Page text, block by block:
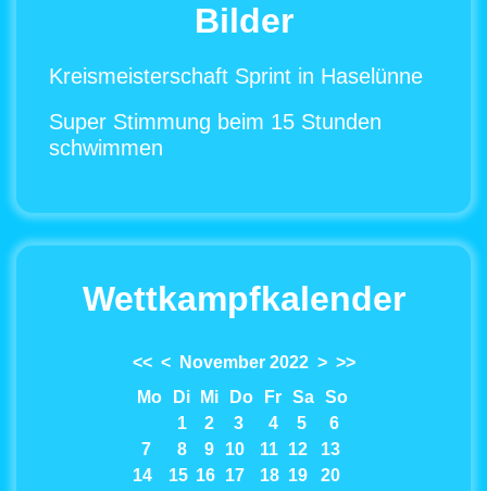
Bilder
Kreismeisterschaft Sprint in Haselünne
Super Stimmung beim 15 Stunden
schwimmen
Wettkampfkalender
<< < November 2022 > >>
Mo
Di Mi Do Fr Sa So
1
2 3 4 5
6
7
8 9 10 11 12
13
14
15 16 17 18 19
20